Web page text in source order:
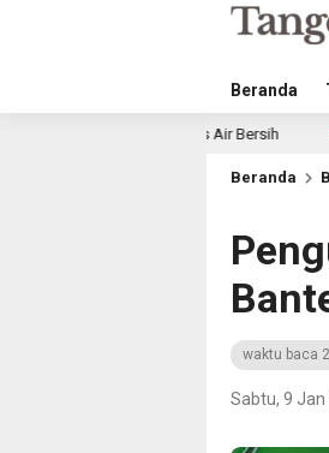
Beranda
3 jam lalu Singapura
Beranda
waktu baca
Sabtu, 9